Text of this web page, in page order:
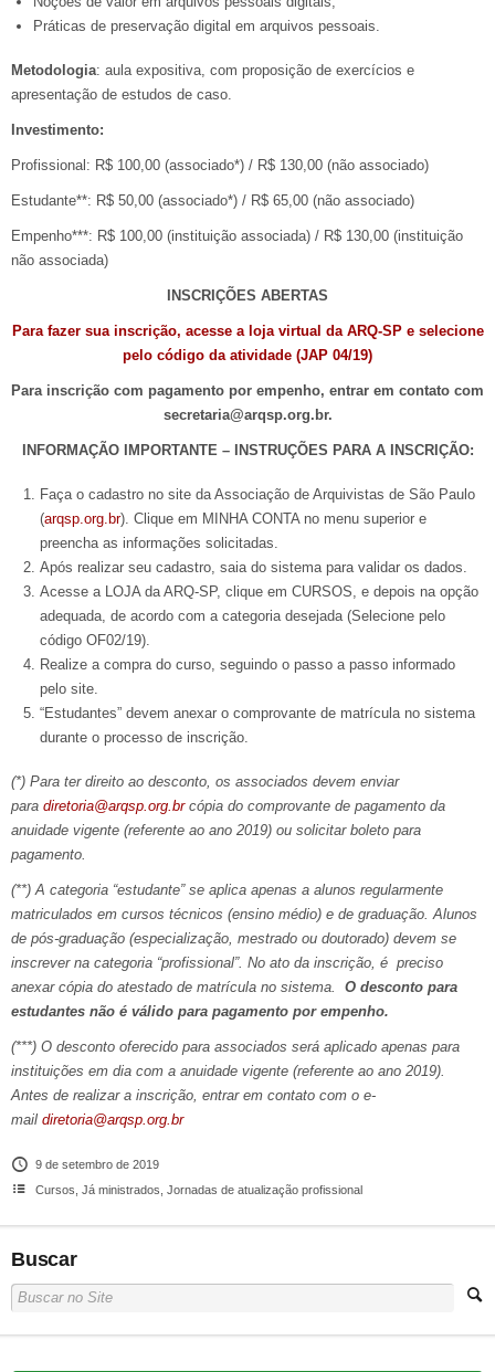
Práticas de preservação digital em arquivos pessoais.
Metodologia: aula expositiva, com proposição de exercícios e
apresentação de estudos de caso.
Investimento:
Profissional: R$ 100,00 (associado*) / R$ 130,00 (não associado)
Estudante**: R$ 50,00 (associado*) / R$ 65,00 (não associado)
Empenho***: R$ 100,00 (instituição associada) / R$ 130,00 (instituição
não associada)
INSCRIÇÕES ABERTAS
Para fazer sua inscrição, acesse a loja virtual da ARQ-SP e selecione
pelo código da atividade (JAP 04/19)
Para inscrição com pagamento por empenho, entrar em contato com
secretaria@arqsp.org.br.
INFORMAÇÃO IMPORTANTE – INSTRUÇÕES PARA A INSCRIÇÃO:
Faça o cadastro no site da Associação de Arquivistas de São Paulo
(arqsp.org.br). Clique em MINHA CONTA no menu superior e
preencha as informações solicitadas.
Após realizar seu cadastro, saia do sistema para validar os dados.
Acesse a LOJA da ARQ-SP, clique em CURSOS, e depois na opção
adequada, de acordo com a categoria desejada (Selecione pelo
código OF02/19).
Realize a compra do curso, seguindo o passo a passo informado
pelo site.
“Estudantes” devem anexar o comprovante de matrícula no sistema
durante o processo de inscrição.
(*) Para ter direito ao desconto, os associados devem enviar
para diretoria@arqsp.org.brcópia do comprovante de pagamento da
anuidade vigente (referente ao ano 2019) ou solicitar boleto para
pagamento.
(**) A categoria “estudante” se aplica apenas a alunos regularmente
matriculados em cursos técnicos (ensino médio) e de graduação. Alunos
de pós-graduação (especialização, mestrado ou doutorado) devem se
inscrever na categoria “profissional”. No ato da inscrição, é preciso
anexar cópia do atestado de matrícula no sistema.
O desconto para
estudantes não é válido para pagamento por empenho.
(***) O desconto oferecido para associados será aplicado apenas para
instituições em dia com a anuidade vigente (referente ao ano 2019).
Antes de realizar a inscrição, entrar em contato com o e-
mail diretoria@arqsp.org.br
9 de setembro de 2019
Cursos Já ministrados Jornadas de atualização profissional
Buscar